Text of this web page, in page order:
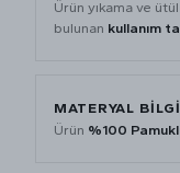
Ürün yıkama ve
bulunan kullanım
MATERYAL
Ürün %100